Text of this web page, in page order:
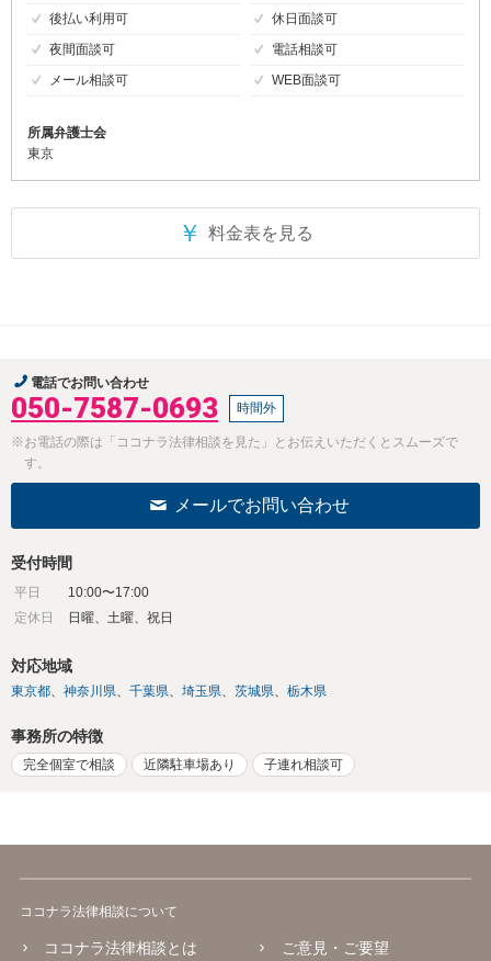
後払い利用可
休日面談可
夜間面談可
電話相談可
メール相談可
WEB面談可
所属弁護士会
東京
￥ 料金表を見る
電話でお問い合わせ
050-7587-0693 時間外
※お電話の際は「ココナラ法律相談を見た」とお伝えいただくとスムーズで
す。
メールでお問い合わせ
受付時間
平日
10:00〜17:00
定休日
日曜、土曜、祝日
対応地域
東京都 神奈川県 千葉県 埼玉県 茨城県 栃木県
事務所の特徴
完全個室で相談 近隣駐車場あり 子連れ相談可
ココナラ法律相談について
ココナラ法律相談とは ご意見・ご要望